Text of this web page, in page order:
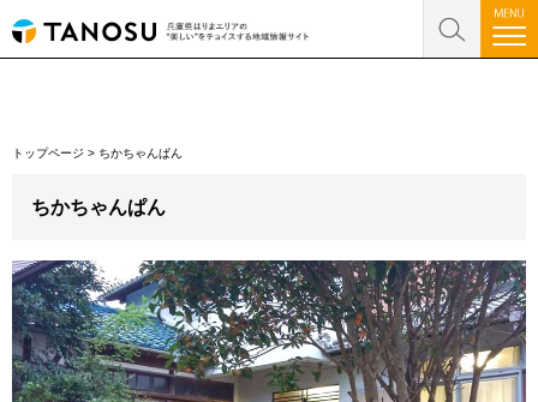
トップページ > ちかちゃんぱん
ちかちゃんぱん